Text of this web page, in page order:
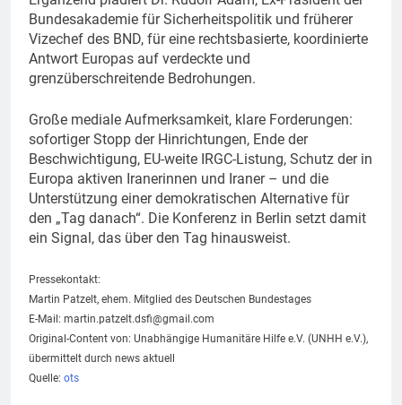
Bundesakademie für Sicherheitspolitik und früherer
Vizechef des BND, für eine rechtsbasierte, koordinierte
Antwort Europas auf verdeckte und
grenzüberschreitende Bedrohungen.
Große mediale Aufmerksamkeit, klare Forderungen:
sofortiger Stopp der Hinrichtungen, Ende der
Beschwichtigung, EU-weite IRGC-Listung, Schutz der in
Europa aktiven Iranerinnen und Iraner – und die
Unterstützung einer demokratischen Alternative für
den „Tag danach“. Die Konferenz in Berlin setzt damit
ein Signal, das über den Tag hinausweist.
Pressekontakt:
Martin Patzelt, ehem. Mitglied des Deutschen Bundestages
E-Mail: martin.patzelt.dsfi@gmail.com
Original-Content von: Unabhängige Humanitäre Hilfe e.V. (UNHH e.V.),
übermittelt durch news aktuell
Quelle: ots